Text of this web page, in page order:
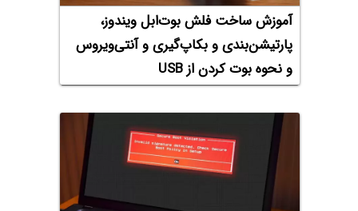
آموزش ساخت فلش بوت‌ابل ویندوز،
پارتیشن‌‌بندی و بکاپ‌گیری و آنتی‌ویروس
و نحوه بوت کردن از USB